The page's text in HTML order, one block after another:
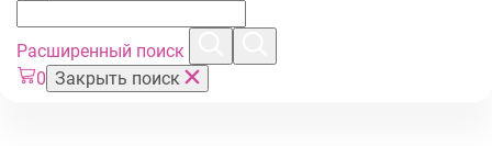
Расширенный поиск
0 Закрыть поиск